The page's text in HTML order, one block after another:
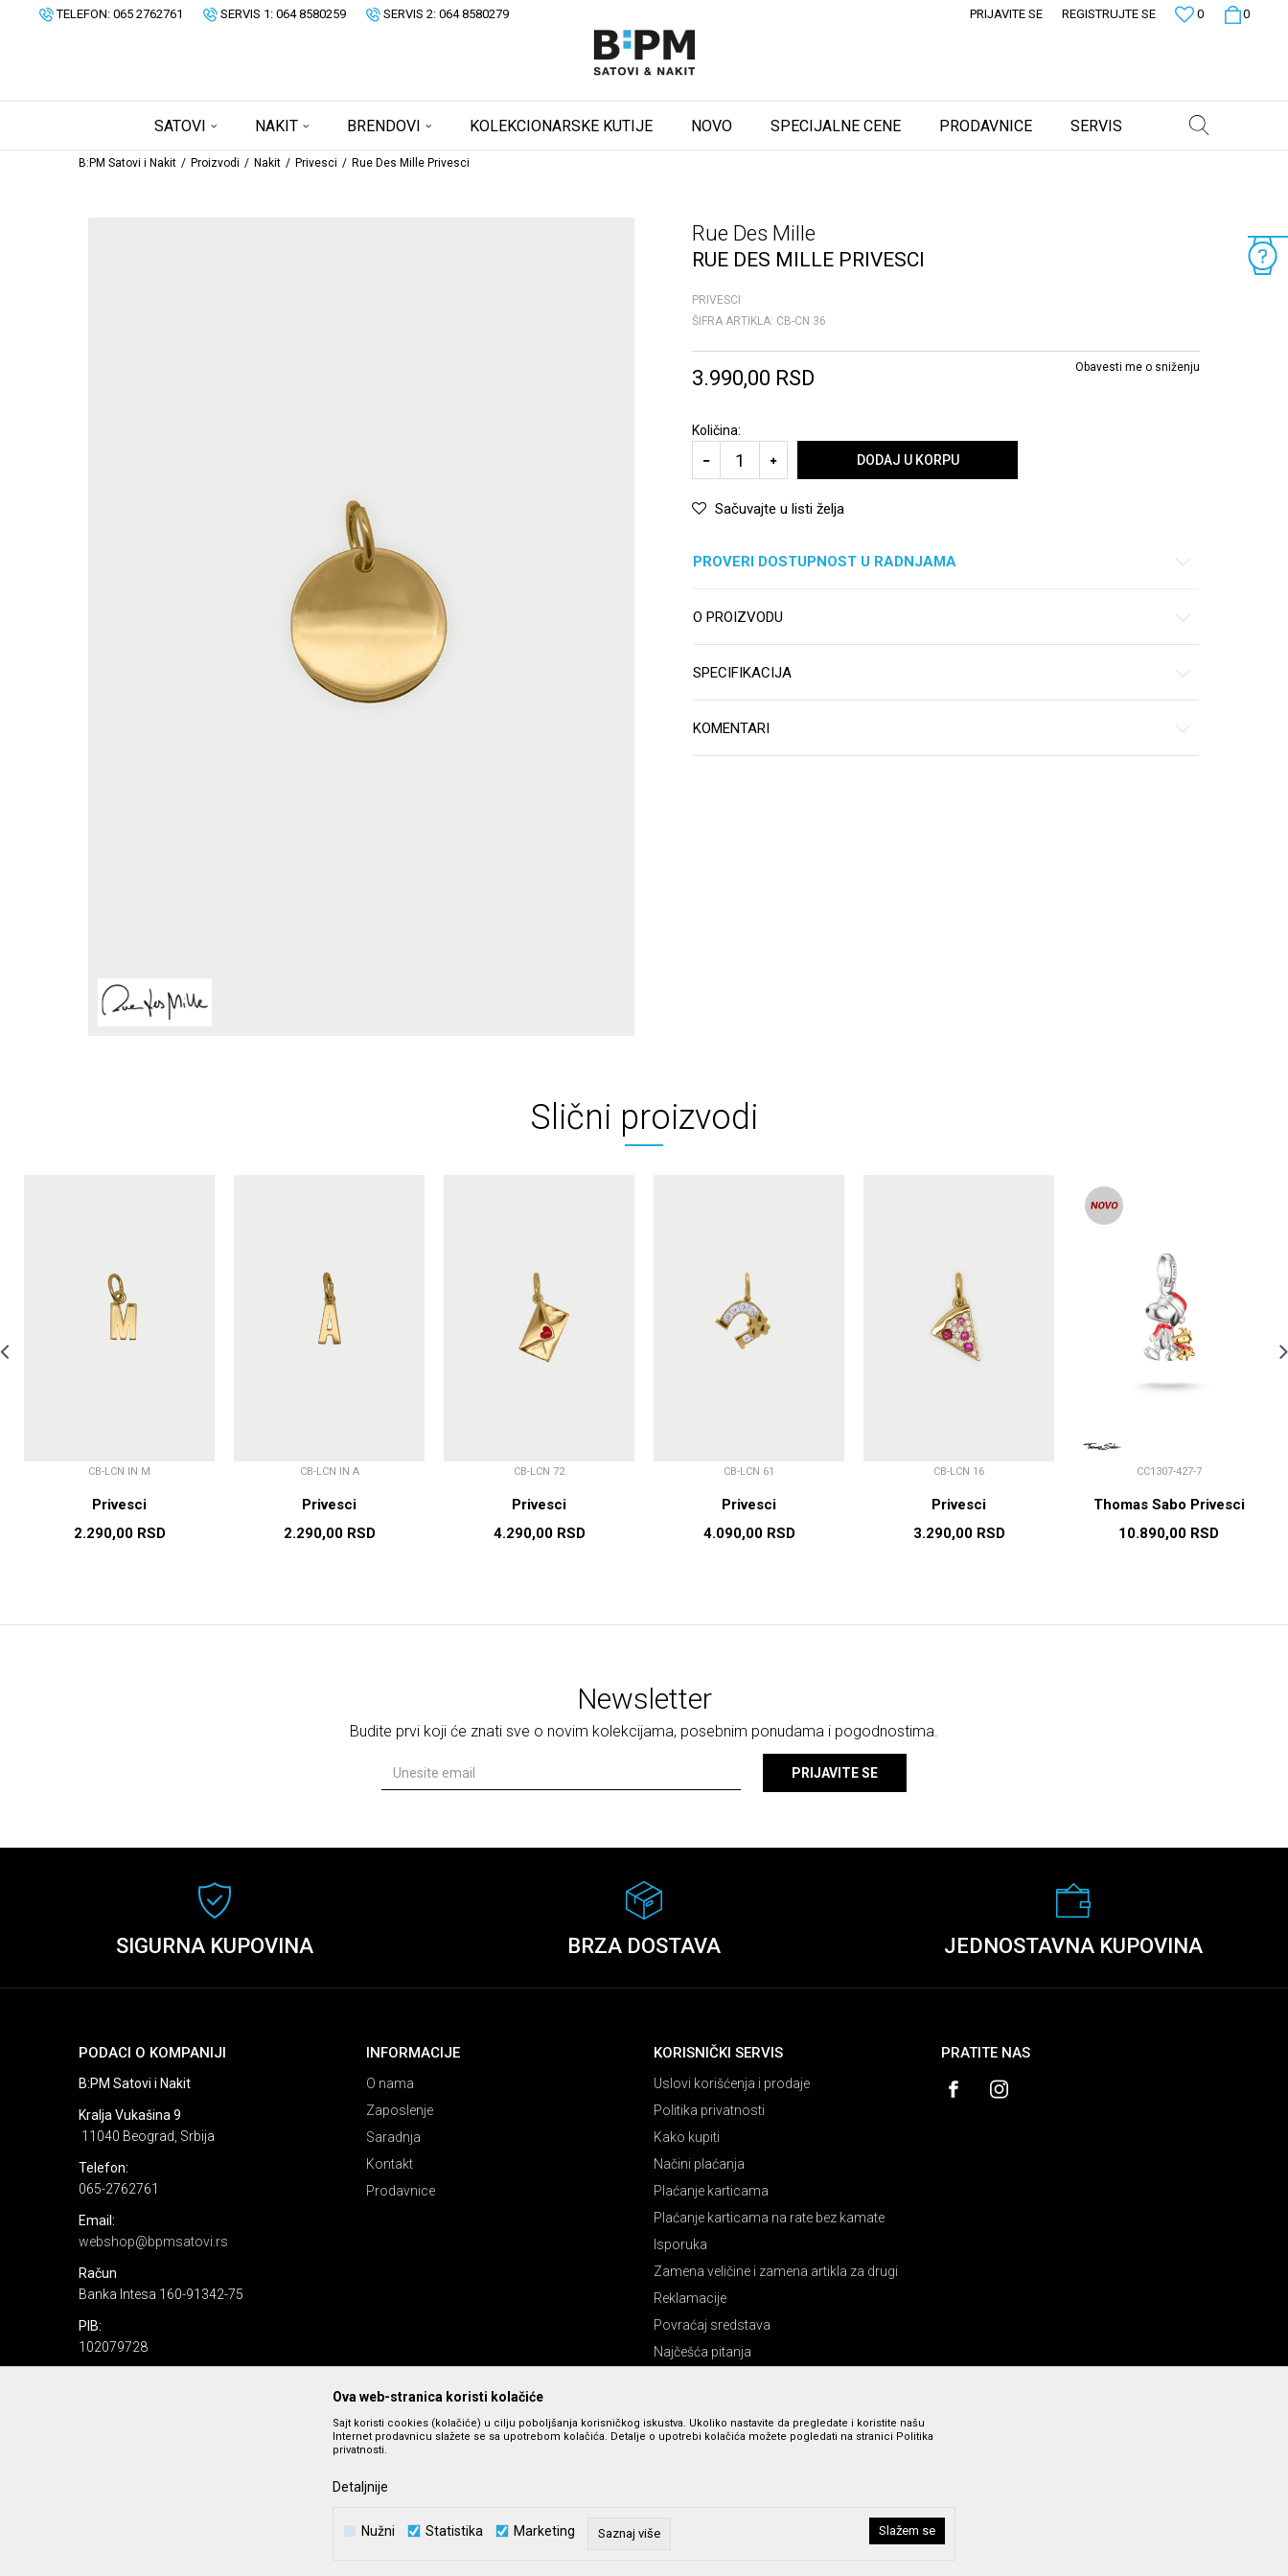
TELEFON: 065 2762761 SERVIS 1: 064 8580259 SERVIS 2: 064 8580279 0
0
PRIJAVITE SE REGISTRUJTE SE
SATOVI NAKIT BRENDOVI KOLEKCIONARSKE KUTIJE NOVO SPECIJALNE CENE PRODAVNICE SERVIS
B:PM Satovi i Nakit Proizvodi Nakit Privesci Rue Des Mille Privesci
Rue Des Mille
RUE DES MILLE PRIVESCI
PRIVESCI
ŠIFRA ARTIKLA: CB-CN 36
3.990,00 RSD Obavesti me o sniženju
Količina:
DODAJ U KORPU
Sačuvajte u listi želja
PROVERI DOSTUPNOST U RADNJAMA
O PROIZVODU
SPECIFIKACIJA
KOMENTARI
Slični proizvodi
CB-LCN IN M
Privesci
2.290,00 RSD
CB-LCN IN A
Privesci
2.290,00 RSD
CB-LCN 72
Privesci
4.290,00 RSD
CB-LCN 61
Privesci
4.090,00 RSD
CB-LCN 16
Privesci
3.290,00 RSD
CC1307-427-7
Thomas Sabo Privesci
10.890,00 RSD
Newsletter
Budite prvi koji će znati sve o novim kolekcijama, posebnim ponudama i pogodnostima.
PRIJAVITE SE
SIGURNA KUPOVINA BRZA DOSTAVA JEDNOSTAVNA KUPOVINA
PODACI O KOMPANIJI
B:PM Satovi i Nakit
Kralja Vukašina 9
11040 Beograd, Srbija
Telefon:
065-2762761
Email:
webshop@bpmsatovi.rs
Račun
Banka Intesa 160-91342-75
PIB:
102079728
INFORMACIJE
O nama
Zaposlenje
Saradnja
Kontakt
Prodavnice
KORISNIČKI SERVIS
Uslovi korišćenja i prodaje
Politika privatnosti
Kako kupiti
Načini plaćanja
Plaćanje karticama
Plaćanje karticama na rate bez kamate
Isporuka
Zamena veličine i zamena artikla za drugi
Reklamacije
Povraćaj sredstava
Najčešća pitanja
PRATITE NAS
Nastojimo da budemo što precizniji u opisu proizvoda, prikazu slika i cena, ali ne možemo da garantujemo da su sve informacije kompletne i bez grešaka. Svi prikazani artikli su deo naše ponude i ne
Ova web-stranica koristi kolačiće
Sajt koristi cookies (kolačiće) u cilju poboljšanja korisničkog iskustva. Ukoliko nastavite da pregledate i koristite našu
Internet prodavnicu slažete se sa upotrebom kolačića. Detalje o upotrebi kolačića možete pogledati na stranici Politika
privatnosti.
Detaljnije
Nužni Statistika Marketing Saznaj više Slažem se